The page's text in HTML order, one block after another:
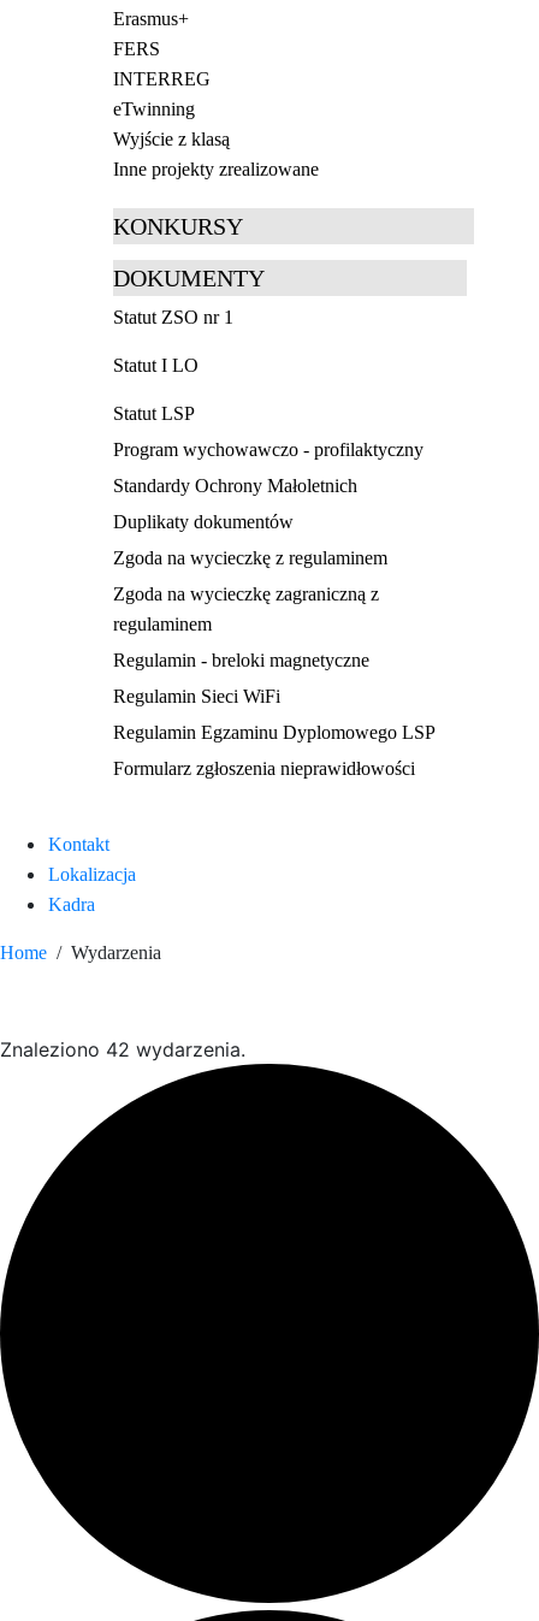
Erasmus+
FERS
INTERREG
eTwinning
Wyjście z klasą
Inne projekty zrealizowane
KONKURSY
DOKUMENTY
Statut ZSO nr 1
Statut I LO
Statut LSP
Program wychowawczo - profilaktyczny
Standardy Ochrony Małoletnich
Duplikaty dokumentów
Zgoda na wycieczkę z regulaminem
Zgoda na wycieczkę zagraniczną z
regulaminem
Regulamin - breloki magnetyczne
Regulamin Sieci WiFi
Regulamin Egzaminu Dyplomowego LSP
Formularz zgłoszenia nieprawidłowości
Kontakt
Lokalizacja
Kadra
Home Wydarzenia
Znaleziono 42 wydarzenia.